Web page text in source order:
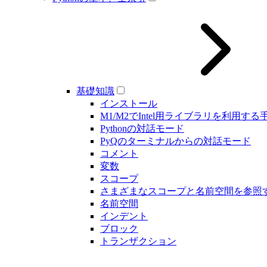
基礎知識
インストール
M1/M2でIntel用ライブラリを利用する
Pythonの対話モード
PyQのターミナルからの対話モード
コメント
変数
スコープ
さまざまなスコープと名前空間を参照
名前空間
インデント
ブロック
トランザクション